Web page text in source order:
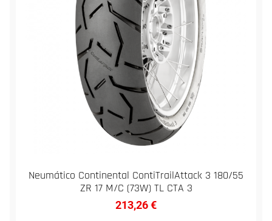
Neumático Continental ContiTrailAttack 3 180/55
ZR 17 M/C (73W) TL CTA 3
213,26€